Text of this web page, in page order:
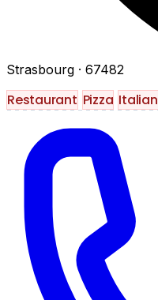
Strasbourg · 67482
Restaurant Pizza Italian